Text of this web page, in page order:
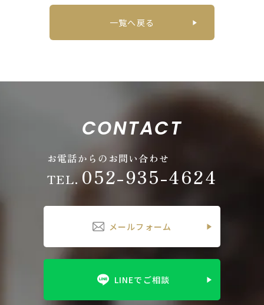
一覧へ戻る
CONTACT
お電話からのお問い合わせ
TEL. 052-935-4624
メールフォーム
LINEでご相談